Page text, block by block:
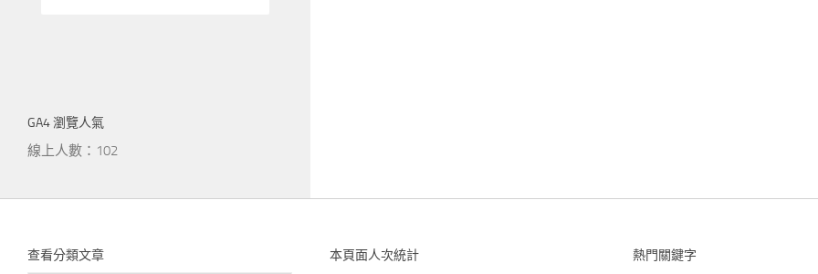
GA4 瀏覽人氣
線上人數：102
查看分類文章 本頁面人次統計 熱門關鍵字